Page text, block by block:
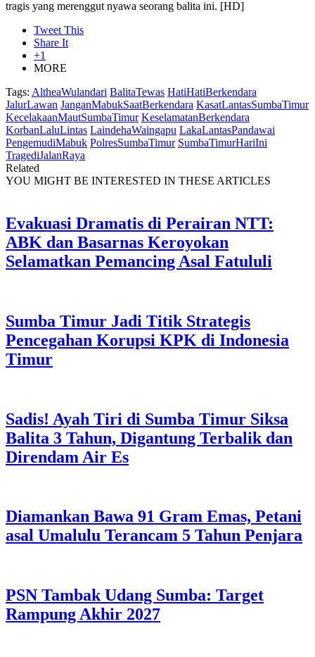
tragis yang merenggut nyawa seorang balita ini. [HD]
Tweet This
Share It
+1
MORE
Tags: AltheaWulandari BalitaTewas HatiHatiBerkendara
JalurLawan JanganMabukSaatBerkendara KasatLantasSumbaTimur
KecelakaanMautSumbaTimur KeselamatanBerkendara
KorbanLaluLintas LaindehaWaingapu LakaLantasPandawai
PengemudiMabuk PolresSumbaTimur SumbaTimurHariIni
TragediJalanRaya
Related
YOU MIGHT BE INTERESTED IN THESE ARTICLES
Evakuasi Dramatis di Perairan NTT:
ABK dan Basarnas Keroyokan
Selamatkan Pemancing Asal Fatululi
Sumba Timur Jadi Titik Strategis
Pencegahan Korupsi KPK di Indonesia
Timur
Sadis! Ayah Tiri di Sumba Timur Siksa
Balita 3 Tahun, Digantung Terbalik dan
Direndam Air Es
Diamankan Bawa 91 Gram Emas, Petani
asal Umalulu Terancam 5 Tahun Penjara
PSN Tambak Udang Sumba: Target
Rampung Akhir 2027